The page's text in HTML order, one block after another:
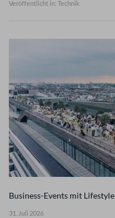
Veröffentlicht in: Technik
Business-Events mit
31. Juli 2026